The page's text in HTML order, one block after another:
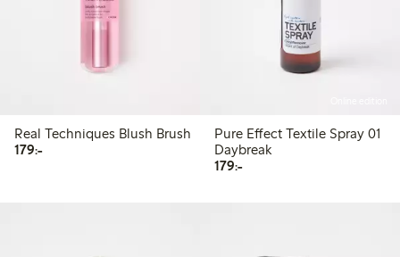
Real Techniques Blush Brush
179:-179,00 kr
Pure Effect Textile Spray 01
Daybreak
179:-179,00 kr